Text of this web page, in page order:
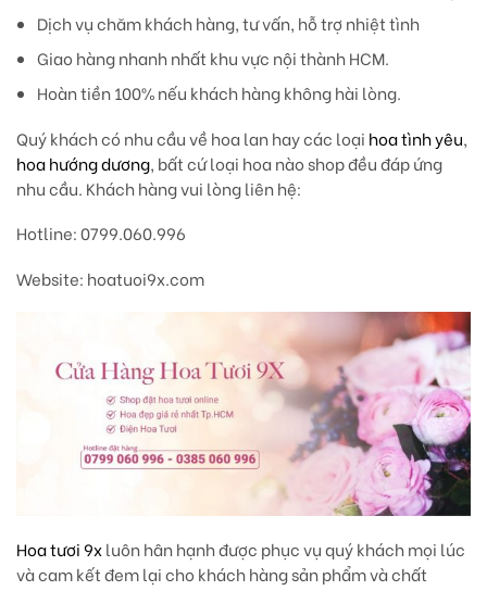
Dịch vụ chăm khách hàng, tư vấn, hỗ trợ nhiệt tình
Giao hàng nhanh nhất khu vực nội thành HCM.
Hoàn tiền 100% nếu khách hàng không hài lòng.
Quý khách có nhu cầu về hoa lan hay các loại hoa tình yêu,
hoa hướng dương, bất cứ loại hoa nào shop đều đáp ứng
nhu cầu. Khách hàng vui lòng liên hệ:
Hotline: 0799.060.996
Website: hoatuoi9x.com
Hoa tươi 9xluôn hân hạnh được phục vụ quý khách mọi lúc
và cam kết đem lại cho khách hàng sản phẩm và chất